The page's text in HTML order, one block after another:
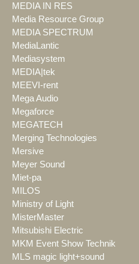
MEDIA IN RES
Media Resource Group
MEDIA SPECTRUM
MediaLantic
Mediasystem
MEDIA|tek
MEEVI-rent
Mega Audio
Megaforce
MEGATECH
Merging Technologies
Mersive
Meyer Sound
Miet-pa
MILOS
Ministry of Light
MisterMaster
Mitsubishi Electric
MKM Event Show Technik
MLS magic light+sound